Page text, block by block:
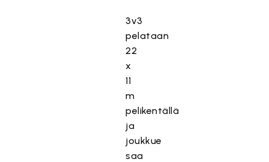
3v3
pelataan
22
x
11
m
pelikentällä
ja
joukkue
saa